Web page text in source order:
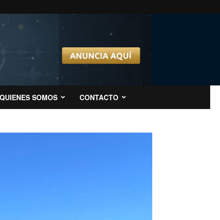
QUIENES SOMOS CONTACTO